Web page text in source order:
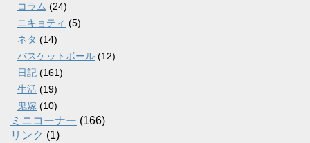
コラム (24)
ニキョティ (5)
ネタ (14)
バスケットボール (12)
日記 (161)
生活 (19)
鬼嫁 (10)
ミニコーナー (166)
リンク (1)